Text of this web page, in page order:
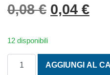
0,08€ Il
0,04 €Il
12 disponibili
AGGIUNGI AL